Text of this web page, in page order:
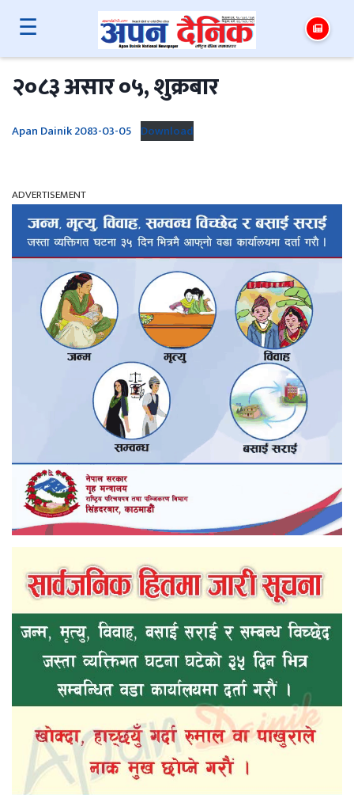
☰
२०८३ असार ०५, शुक्रबार
Apan Dainik 2083-03-05 Download
ADVERTISEMENT